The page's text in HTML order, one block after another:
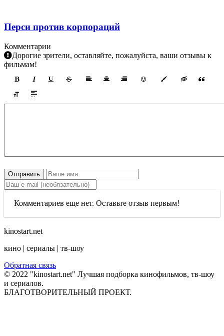
Перси против корпораций
Комментарии
Дорогие зрители, оставляйте, пожалуйста, ваши отзывы к
фильмам!
Отправить
Комментариев еще нет. Оставьте отзыв первым!
kinostart.net
кино | сериалы | тв-шоу
Обратная связь
© 2022 "kinostart.net" Лучшая подборка кинофильмов, тв-шоу
и сериалов.
БЛАГОТВОРИТЕЛЬНЫЙ ПРОЕКТ.